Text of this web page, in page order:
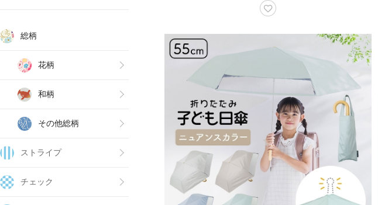
総柄
花柄
和柄
その他総柄
ストライプ
チェック